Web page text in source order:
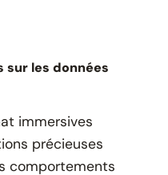
sur les données
immersives
précieuses
comportements